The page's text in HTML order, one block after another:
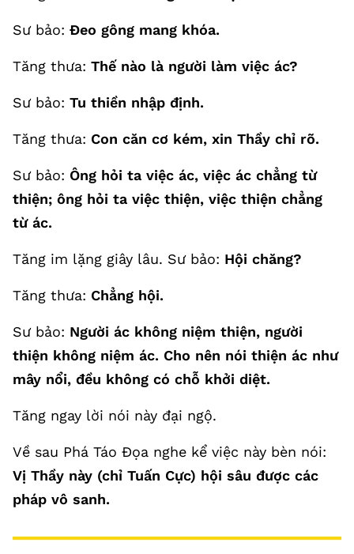
Sư bảo: Đeo gông mang khóa.
Tăng thưa: Thế nào là người làm việc ác?
Sư bảo: Tu thiền nhập định.
Tăng thưa: Con căn cơ kém, xin Thầy chỉ rõ.
Sư bảo: Ông hỏi ta việc ác, việc ác chẳng từ
thiện; ông hỏi ta việc thiện, việc thiện chẳng
từ ác.
Tăng im lặng giây lâu. Sư bảo: Hội chăng?
Tăng thưa: Chẳng hội.
Sư bảo: Người ác không niệm thiện, người
thiện không niệm ác. Cho nên nói thiện ác như
mây nổi, đều không có chỗ khởi diệt.
Tăng ngay lời nói này đại ngộ.
Về sau Phá Táo Đọa nghe kể việc này bèn nói:
Vị Thầy này (chỉ Tuấn Cực) hội sâu được các
pháp vô sanh.